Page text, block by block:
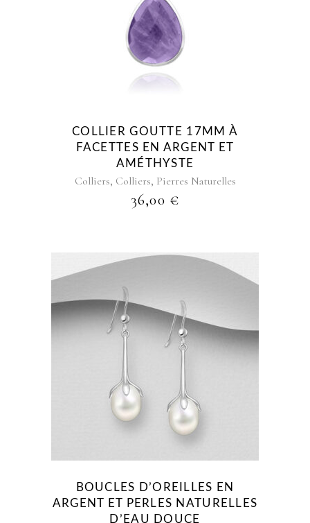
COLLIER GOUTTE 17MM À
FACETTES EN ARGENT ET
AMÉTHYSTE
Colliers, Colliers, Pierres Naturelles
36,00 €
BOUCLES D’OREILLES EN
ARGENT ET PERLES NATURELLES
D’EAU DOUCE